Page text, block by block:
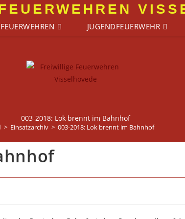
JUGENDFEUERWEHR
003-2018: Lok brennt im Bahnhof
> Einsatzarchiv > 003-2018: Lok brennt im Bahnhof